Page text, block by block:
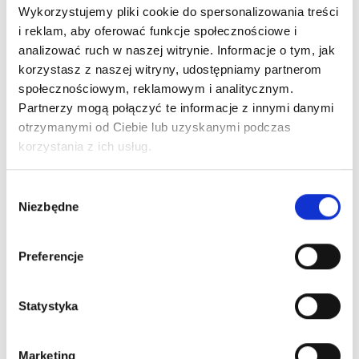
Wykorzystujemy pliki cookie do spersonalizowania treści
i reklam, aby oferować funkcje społecznościowe i
analizować ruch w naszej witrynie. Informacje o tym, jak
korzystasz z naszej witryny, udostępniamy partnerom
społecznościowym, reklamowym i analitycznym.
Partnerzy mogą połączyć te informacje z innymi danymi
otrzymanymi od Ciebie lub uzyskanymi podczas
korzystania z ich usług.
zgody
Niezbędne
Preferencje
Statystyka
Marketing
filtrowaćoferty: kliknij Filtruj oferty
wybierz źródła zgodnie ze swoimi potrzebami; dzięki
temu możesz skupić się na wybranym segmencie
Historia
zmian
cen
ofert
segmentu
Historia zmian cen ofert z segmentu
Tu dajemy Ci możliwość
zmian cen